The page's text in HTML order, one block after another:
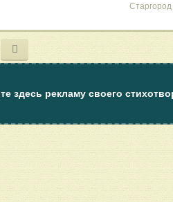
здесь рекламу своего